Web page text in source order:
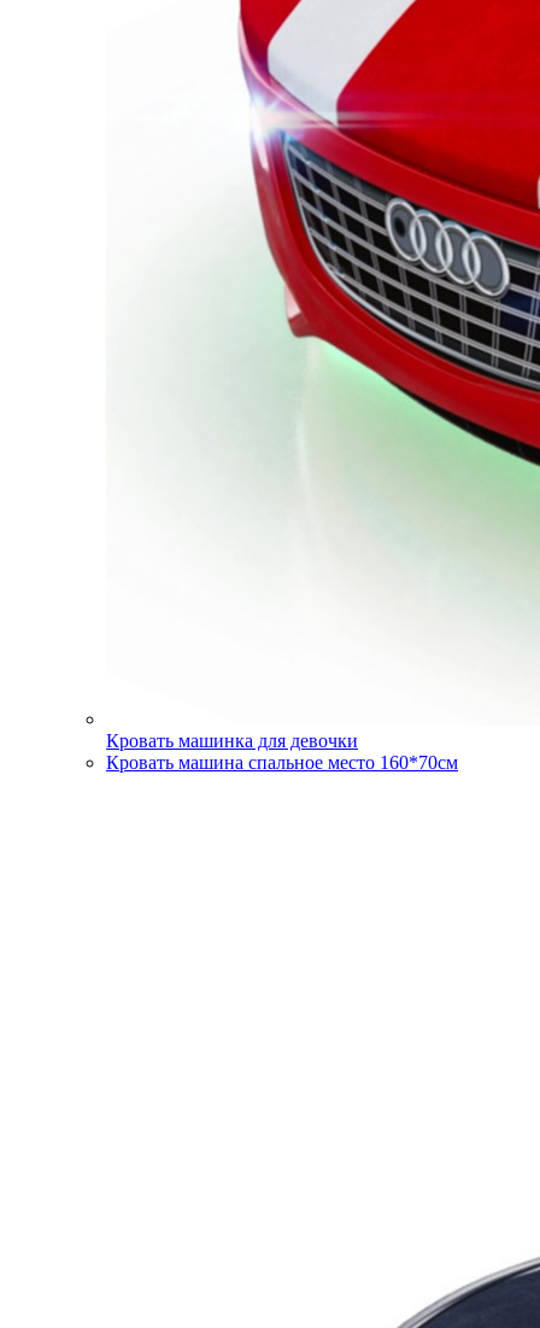
Кровать машинка для девочки
Кровать машина спальное место 160*70см